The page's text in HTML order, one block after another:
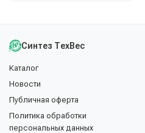
Синтез ТехВес
Каталог
Новости
Публичная оферта
Политика обработки
персональных данных